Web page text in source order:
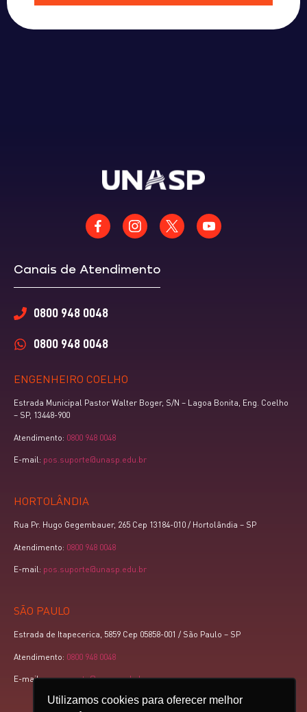
Utilizamos cookies para oferecer melhor
ENGENHEIRO COELHO
Estrada Municipal Pastor Walter Boger, S/N – Lagoa Bonita, Eng. Coelho
– SP, 13448-900
Atendimento: 0800 948 0048
E-mail: pos.suporte@unasp.edu.br
HORTOLÂNDIA
Rua Pr. Hugo Gegembauer, 265 Cep 13184-010 / Hortolândia – SP
Atendimento: 0800 948 0048
E-mail: pos.suporte@unasp.edu.br
SÃO PAULO
Estrada de Itapecerica, 5859 Cep 05858-001 / São Paulo – SP
Atendimento: 0800 948 0048
E-mail:pos.suporte@unasp.edu.br
Canais de Atendimento
0800 948 0048
0800 948 0048